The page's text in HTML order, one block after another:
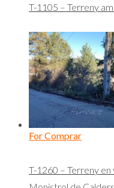
T-1105 – Terreny
For Comprar
T-1260 – Terreny en